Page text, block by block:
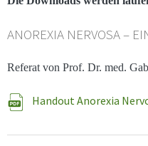
ANOREXIA NERVOSA –
Referat von Prof. Dr. med.
Handout Anorexia